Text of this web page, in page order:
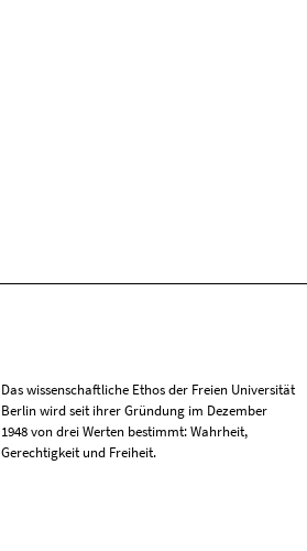
Das wissenschaftliche Ethos der Freien Universität
Berlin wird seit ihrer Gründung im Dezember
1948 von drei Werten bestimmt: Wahrheit,
Gerechtigkeit und Freiheit.